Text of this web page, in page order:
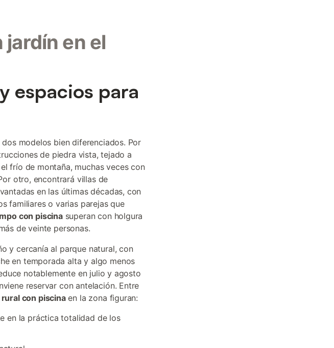
jardín en el
espacios para
modelos bien diferenciados. Por
de piedra vista, tejado a
frío de montaña, muchas veces con
otro, encontrará villas de
en las últimas décadas, con
familiares o varias parejas que
con piscinasuperan con holgura
de veinte personas.
y cercanía al parque natural, con
en temporada alta y algo menos
notablemente en julio y agosto
reservar con antelación. Entre
con piscinaen la zona figuran:
en la práctica totalidad de los